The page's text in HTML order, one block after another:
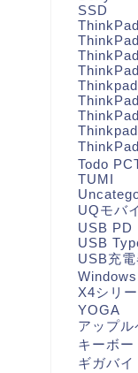
SSD
ThinkPad
Todo
TUMI
UQモバ
USB PD
USB
USB充電
X4シリ
YOGA
アップル
キーボー
ギガバイ